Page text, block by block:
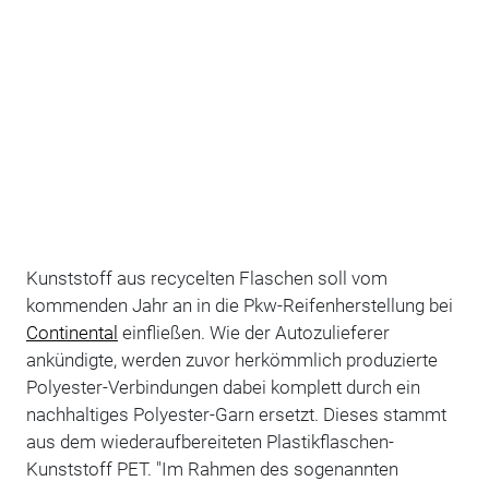
Kunststoff aus recycelten Flaschen soll vom
kommenden Jahr an in die Pkw-Reifenherstellung bei
Continental einfließen. Wie der Autozulieferer
ankündigte, werden zuvor herkömmlich produzierte
Polyester-Verbindungen dabei komplett durch ein
nachhaltiges Polyester-Garn ersetzt. Dieses stammt
aus dem wiederaufbereiteten Plastikflaschen-
Kunststoff PET. "Im Rahmen des sogenannten